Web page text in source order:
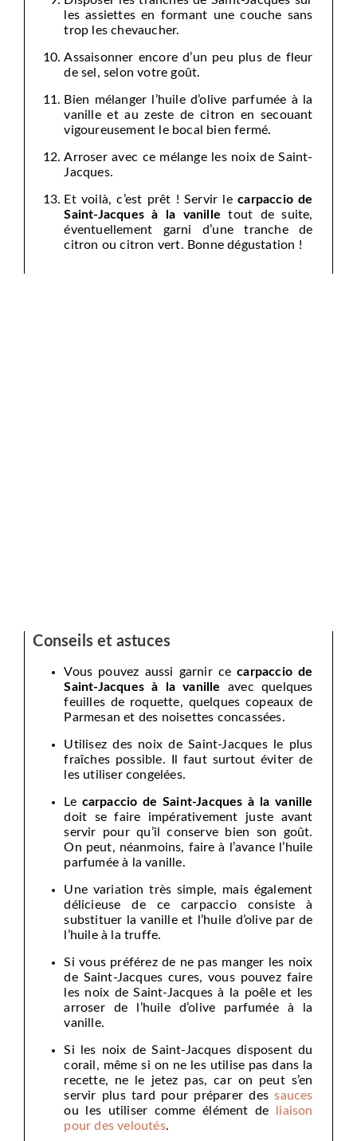
les assiettes en formant une couche sans
trop les chevaucher.
Assaisonner encore d’un peu plus de fleur
de sel, selon votre goût.
Bien mélanger l’huile d’olive parfumée à la
vanille et au zeste de citron en secouant
vigoureusement le bocal bien fermé.
Arroser avec ce mélange les noix de Saint-
Jacques.
Et voilà, c’est prêt ! Servir lecarpaccio de
Saint-Jacques à la vanille tout de suite,
éventuellement garni d’une tranche de
citron ou citron vert. Bonne dégustation !
Conseils et astuces
Vous pouvez aussi garnir cecarpaccio de
Saint-Jacques à la vanille
avec quelques
feuilles de roquette, quelques copeaux de
Parmesan et des noisettes concassées.
Utilisez des noix de Saint-Jacques le plus
fraîches possible. Il faut surtout éviter de
les utiliser congelées.
Le carpaccio de Saint-Jacques à la vanille
doit se faire impérativement juste avant
servir pour qu’il conserve bien son goût.
On peut, néanmoins, faire à l’avance l’huile
parfumée à la vanille.
Une variation très simple, mais également
délicieuse de ce carpaccio consiste à
substituer la vanille et l’huile d’olive par de
l’huile à la truffe.
Si vous préférez de ne pas manger les noix
de Saint-Jacques cures, vous pouvez faire
les noix de Saint-Jacques à la poêle et les
arroser de l’huile d’olive parfumée à la
vanille.
Si les noix de Saint-Jacques disposent du
corail, même si on ne les utilise pas dans la
recette, ne le jetez pas, car on peut s’en
servir plus tard pour préparer dessauces
ou les utiliser comme élément de
liaison
pour des veloutés.